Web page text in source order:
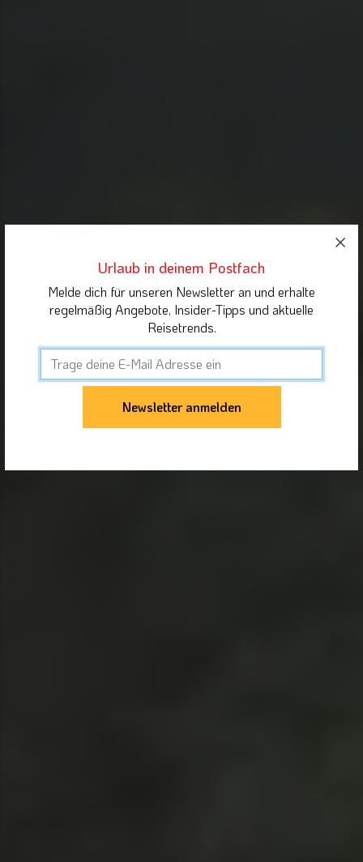
Urlaub in deinem Postfach
Melde dich für unseren Newsletter an und erhalte
regelmäßig Angebote, Insider-Tipps und aktuelle
Reisetrends.